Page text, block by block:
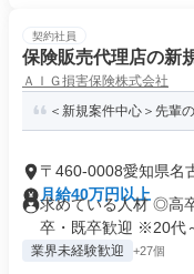
契約社員
保険販売代理店の新
ＡＩＧ損害保険株式会社
＜新規案件中心＞先輩
〒460-0008愛知県名
月給40万円以上
求めている人材 ◎高
卒・既卒歓迎 ※20代
業界未経験歓迎 +27個